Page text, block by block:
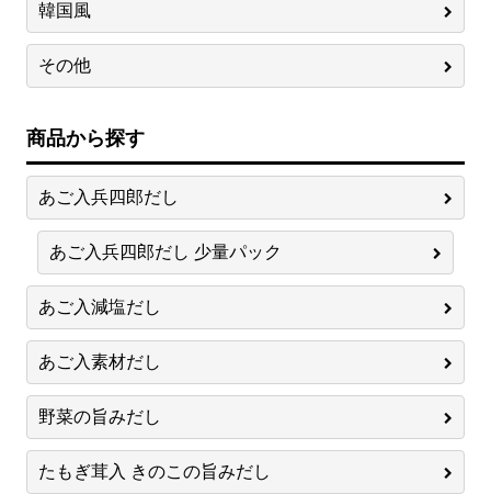
韓国風
その他
商品から探す
あご入兵四郎だし
あご入兵四郎だし 少量パック
あご入減塩だし
あご入素材だし
野菜の旨みだし
たもぎ茸入 きのこの旨みだし